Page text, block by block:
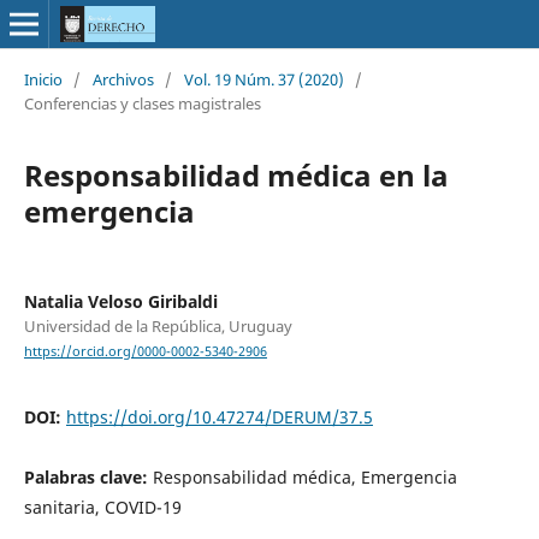
Inicio / Archivos / Vol. 19 Núm. 37 (2020)
/
Conferencias y clases magistrales
Responsabilidad médica en la
emergencia
Natalia Veloso Giribaldi
Universidad de la República, Uruguay
https://orcid.org/0000-0002-5340-2906
DOI: https://doi.org/10.47274/DERUM/37.5
Palabras clave: Responsabilidad médica, Emergencia
sanitaria, COVID-19